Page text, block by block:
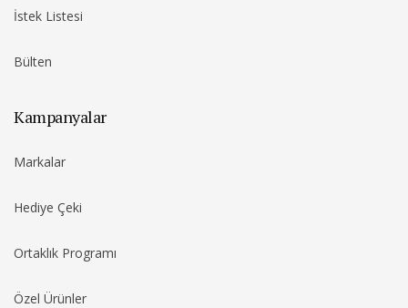
İstek Listesi
Bülten
Kampanyalar
Markalar
Hediye Çeki
Ortaklık Programı
Özel Ürünler